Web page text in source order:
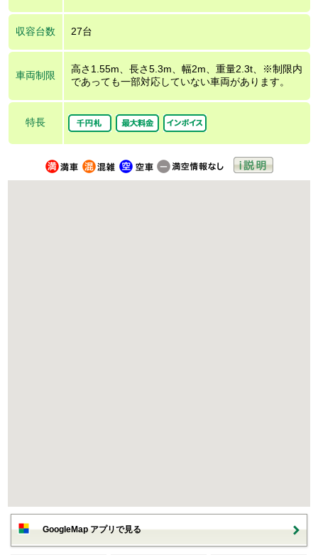
収容台数 27台
車両制限
高さ1.55m、長さ5.3m、幅2m、重量2.3t、※制限内
であっても一部対応していない車両があります。
特長
GoogleMap アプリで見る